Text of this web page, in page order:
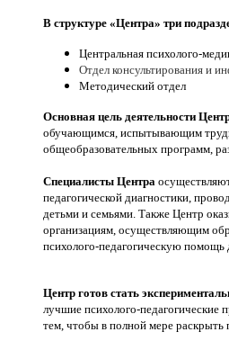
В структуре «Центра» три
Центральная психолого-
Отдел консультирования и
Методический отдел
Основная цель деятельности
обучающимся, испытывающим
общеобразовательных программ,
Специалисты Центра
педагогической диагностики,
детьми и семьями. Также Центр
организациям, осуществляющим
психолого-педагогическую помощь
Центр готов стать
лучшие психолого-педагогические
тем, чтобы в полной мере раскрыть